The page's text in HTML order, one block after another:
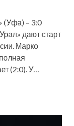
(Уфа) – 3:0
дают старт
Марко
(2:0). У…